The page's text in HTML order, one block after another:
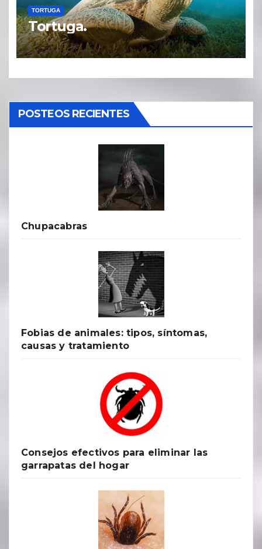
TORTUGA
Tortuga.
POSTEOS RECIENTES
Chupacabras
Fobias de animales: tipos, síntomas,
causas y tratamiento
Consejos efectivos para eliminar las
garrapatas del hogar